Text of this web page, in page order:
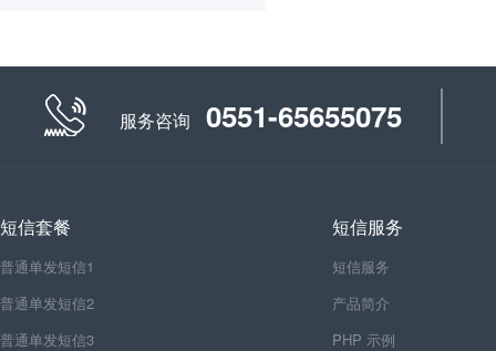
服务咨询 0551-65655075
短信套餐
普通单发短信1
普通单发短信2
普通单发短信3
短信服务
短信服务
产品简介
PHP 示例